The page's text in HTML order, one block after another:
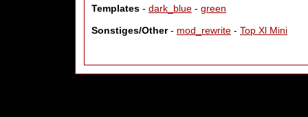
Templates - dark_blue - green
Sonstiges/Other- mod_rewrite - Top Xl Mini